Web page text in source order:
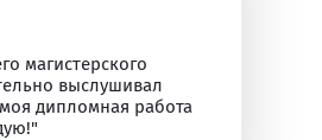
магистерского
выслушивал
дипломная работа